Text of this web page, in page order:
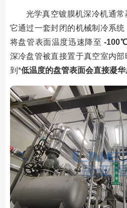
光学真空镀膜机深冷机通常
它通过一套封闭的机械制冷系统
将盘管表面温度迅速降至 -
深冷盘管被直接置于真空室内
到*低温度的盘管表面会直接凝